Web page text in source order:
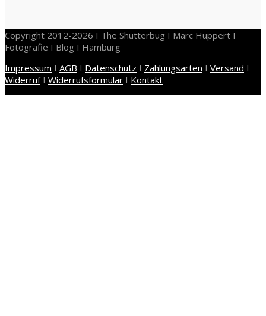
Copyright 2012-2026 I The Shutterbug I Marc Huppert I
Fotografie I Blog I Hamburg
Impressum I AGB I Datenschutz I Zahlungsarten I Versand I
WiderrufI Widerrufsformular I Kontakt